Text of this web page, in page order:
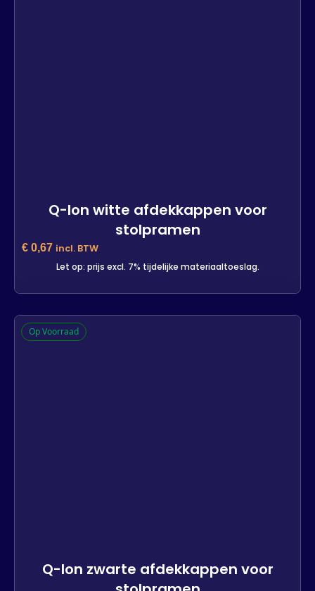
Q-lon witte afdekkappen voor
stolpramen
€ 0,67 incl. BTW
Let op: prijs excl. 7% tijdelijke materiaaltoeslag.
Q-lon witte afdekkappen voor
Op Voorraad
Q-lon zwarte afdekkappen voor